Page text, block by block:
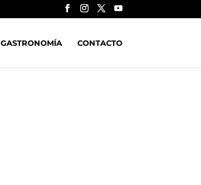
GASTRONOMÍA CONTACTO